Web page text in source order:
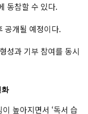
동참할 수 있다.
공개될 예정이다.
성과 기부 참여를 동시
높아지면서 ‘독서 습